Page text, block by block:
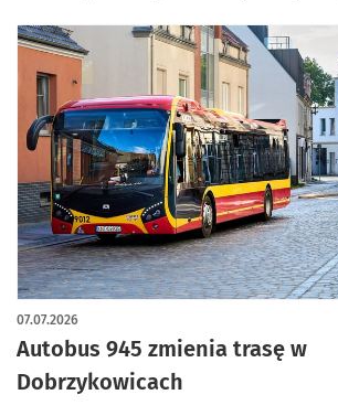
Autobus 945 zmienia trasę w
Dobrzykowicach
07.07.2026